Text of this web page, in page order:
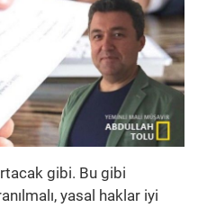
gibi. Bu gibi
yasal haklar iyi